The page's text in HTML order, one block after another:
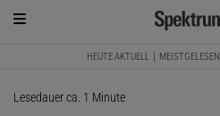
HEUTE AKTUELL MEISTGELESEN
Lesedauer ca. 1 Minute